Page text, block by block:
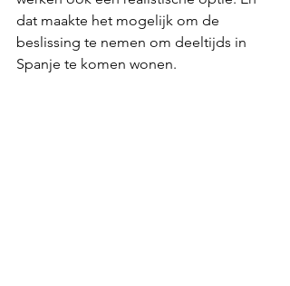
dat maakte het mogelijk om de
beslissing te nemen om deeltijds in
Spanje te komen wonen.